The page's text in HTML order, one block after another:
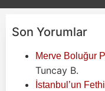
Son Yorumlar
Merve Boluğur
Tuncay B.
İstanbul’un